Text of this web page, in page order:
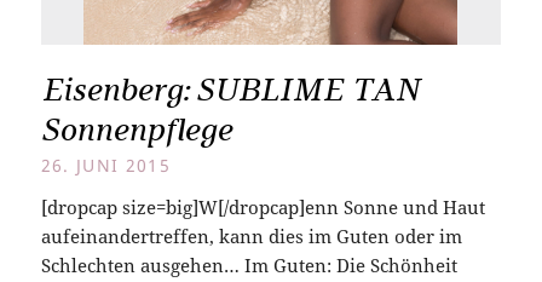
Eisenberg: SUBLIME TAN
Sonnenpflege
26. JUNI 2015
[dropcap size=big]W[/dropcap]enn Sonne und Haut
aufeinandertreffen, kann dies im Guten oder im
Schlechten ausgehen… Im Guten: Die Schönheit